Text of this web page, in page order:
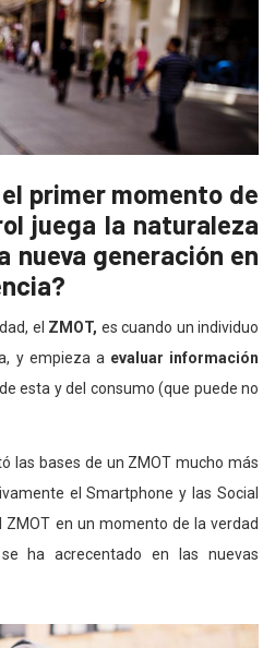
primer momento de
juega la naturaleza
nueva generación en
el ZMOT, es cuando un individuo
y empieza a evaluar información
esta y del consumo (que puede no
las bases de un ZMOT mucho más
el Smartphone y las Social
ZMOT en un momento de la verdad
ha acrecentado en las nuevas